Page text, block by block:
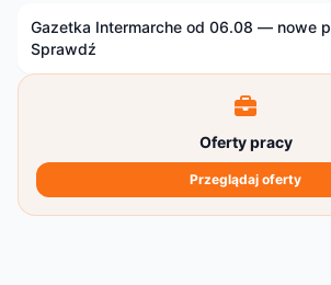
Gazetka Intermarche od 06.08 — nowe
Sprawdź
Oferty pracy
Przeglądaj oferty